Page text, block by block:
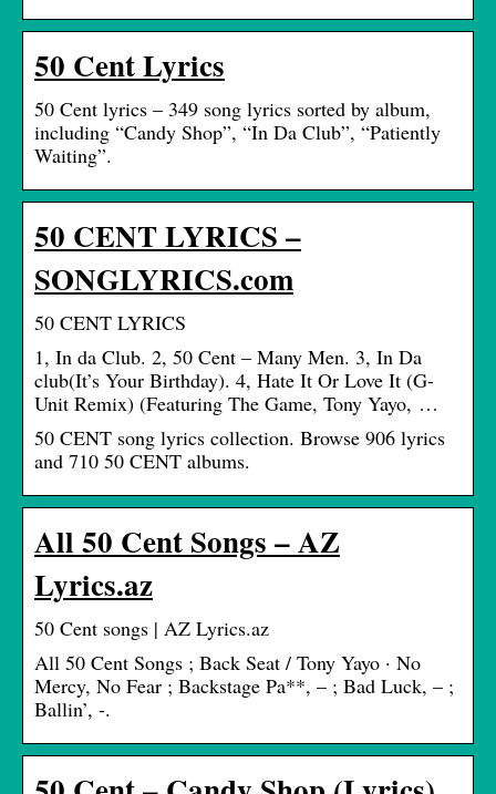
50 Cent Lyrics
50 Cent lyrics – 349 song lyrics sorted by album,
including “Candy Shop”, “In Da Club”, “Patiently
Waiting”.
50 CENT LYRICS –
SONGLYRICS.com
50 CENT LYRICS
1, In da Club. 2, 50 Cent – Many Men. 3, In Da
club(It’s Your Birthday). 4, Hate It Or Love It (G-
Unit Remix) (Featuring The Game, Tony Yayo, …
50 CENT song lyrics collection. Browse 906 lyrics
and 710 50 CENT albums.
All 50 Cent Songs – AZ
Lyrics.az
50 Cent songs | AZ Lyrics.az
All 50 Cent Songs ; Back Seat / Tony Yayo · No
Mercy, No Fear ; Backstage Pa**, – ; Bad Luck, – ;
Ballin’, -.